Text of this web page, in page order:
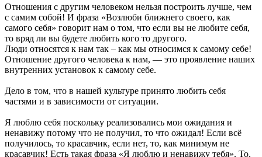
Отношения с другим человеком нельзя построить лучше, чем
с самим собой! И фраза «Возлюби ближнего своего, как
самого себя» говорит нам о том, что если вы не любите себя,
то вряд ли вы будете любить кого то другого.
Люди относятся к нам так – как мы относимся к самому себе!
Отношение другого человека к нам, — это проявление наших
внутренних установок к самому себе.
Дело в том, что в нашей культуре принято любить себя
частями и в зависимости от ситуации.
Я люблю себя поскольку реализовались мои ожидания и
ненавижу потому что не получил, то что ожидал! Если всё
получилось, то красавчик, если нет, то, как минимум не
красавчик! Есть такая фраза «Я люблю и ненавижу тебя». То,